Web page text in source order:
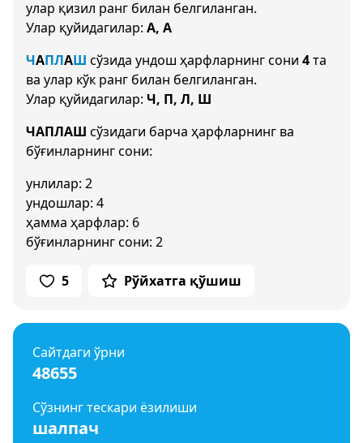
улар қизил ранг билан белгиланган.
Улар қуйидагилар: А, А
ЧАПЛАШ сўзида ундош ҳарфларнинг сони 4та
ва улар кўк ранг билан белгиланган.
Улар қуйидагилар: Ч, П, Л, Ш
ЧАПЛАШ сўзидаги барча ҳарфларнинг ва
бўғинларнинг сони:
унлилар: 2
ундошлар: 4
ҳамма ҳарфлар: 6
бўғинларнинг сони: 2
5 Рўйхатга қўшиш
Сайтдаги ўрни
48655
Сўзнинг тескари ёзилиши
шалпач